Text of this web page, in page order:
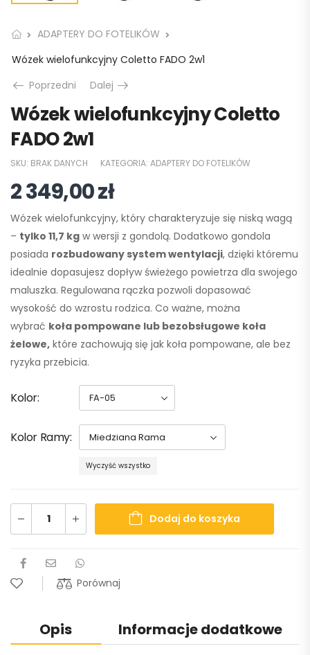
ADAPTERY DO FOTELIKÓW
Wózek wielofunkcyjny Coletto FADO 2w1
Poprzedni
Dalej
Wózek wielofunkcyjny Coletto
FADO 2w1
SKU: BRAK DANYCH KATEGORIA: ADAPTERY DO FOTELIKÓW
2 349,00zł
Wózek wielofunkcyjny, który charakteryzuje się niską wagą
– tylko 11,7 kg w wersji z gondolą. Dodatkowo gondola
posiada rozbudowany system wentylacji, dzięki któremu
idealnie dopasujesz dopływ świeżego powietrza dla swojego
maluszka. Regulowana rączka pozwoli dopasować
wysokość do wzrostu rodzica. Co ważne, można
wybrać koła pompowane lub bezobsługowe koła
żelowe, które zachowują się jak koła pompowane, ale bez
ryzyka przebicia.
Kolor
Kolor Ramy
Wyczyść wszystko
Dodaj do koszyka
Porównaj
Opis Informacje dodatkowe